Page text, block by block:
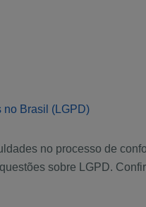
no Brasil (LGPD)
no processo de
sobre LGPD.